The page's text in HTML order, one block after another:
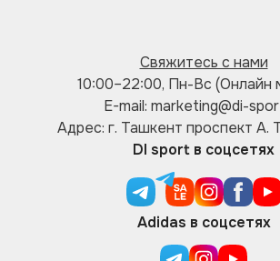
Свяжитесь с нами
10:00–22:00, Пн-Вс (Онлайн
E-mail: marketing@di-
Адрес: г. Ташкент проспект А.
DI sport в соцсетях
Adidas в соцсетях